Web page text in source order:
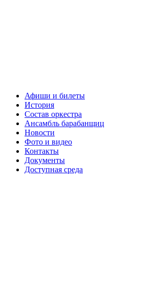
Афиши и билеты
История
Состав оркестра
Ансамбль барабанщиц
Новости
Фото и видео
Контакты
Документы
Доступная среда